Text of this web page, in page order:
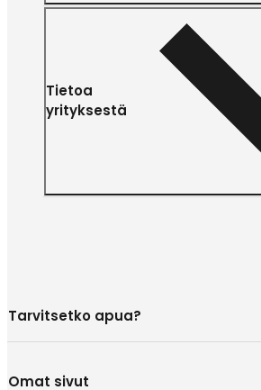
Tietoa
yrityksestä
Tarvitsetko apua?
Omat sivut